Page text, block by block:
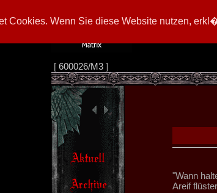
Cookies. Wenn Sie diese Website nutzen,
[ 600026/M3]
"Wann
Areif